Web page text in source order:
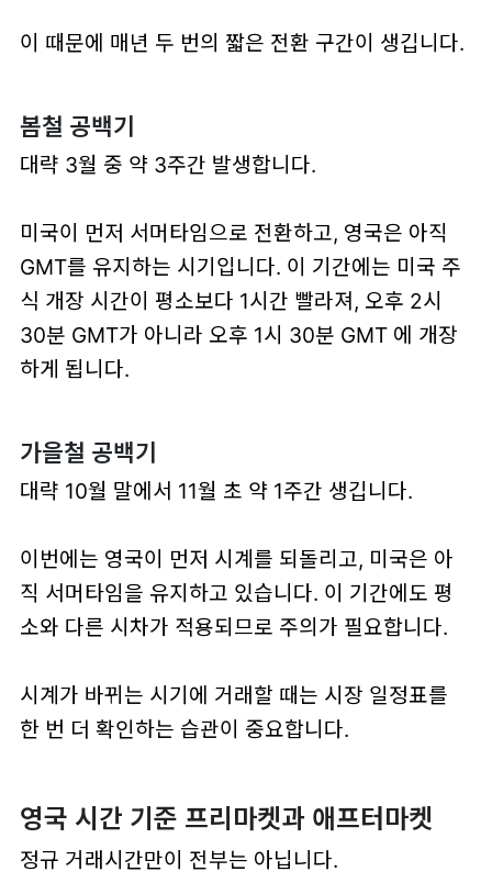
이 때문에 매년 두 번의 짧은 전환 구간이 생깁니다.
봄철 공백기
대략 3월 중 약 3주간 발생합니다.
미국이 먼저 서머타임으로 전환하고, 영국은 아직
GMT를 유지하는 시기입니다. 이 기간에는 미국 주
식 개장 시간이 평소보다 1시간 빨라져, 오후 2시
30분 GMT가 아니라 오후 1시 30분 GMT에 개장
하게 됩니다.
가을철 공백기
대 략 10월 말에서 11월 초 약 1주간 생깁니다.
이번에는 영국이 먼저 시계를 되돌리고, 미국은 아
직 서머타임을 유지하고 있습니다. 이 기간에도 평
소와 다른 시차가 적용되므로 주의가 필요합니다.
시계가 바뀌는 시기에 거래할 때는 시장 일정표를
한 번 더 확인하는 습관이 중요합니다.
영국 시간 기준 프리마켓과 애프터마켓
정규 거래시간만이 전부는 아닙니다.